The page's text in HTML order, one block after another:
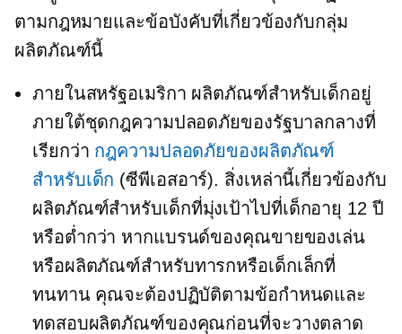
ตามกฎหมายและข้อบังคับที่เกี่ยวข้องกับกลุ่ม
ผลิตภัณฑ์นี้
ภายในสหรัฐอเมริกา ผลิตภัณฑ์สำหรับเด็กอยู่
ภายใต้ชุดกฎความปลอดภัยของรัฐบาลกลางที่
เรียกว่า กฎความปลอดภัยของผลิตภัณฑ์
สำหรับเด็ก (ซีพีเอสอาร์). สิ่งเหล่านี้เกี่ยวข้องกับ
ผลิตภัณฑ์สำหรับเด็กที่มุ่งเป้าไปที่เด็กอายุ 12 ปี
หรือต่ำกว่า หากแบรนด์ของคุณขายของเล่น
หรือผลิตภัณฑ์สำหรับทารกหรือเด็กเล็กที่
ทนทาน คุณจะต้องปฏิบัติตามข้อกำหนดและ
ทดสอบผลิตภัณฑ์ของคุณก่อนที่จะวางตลาด